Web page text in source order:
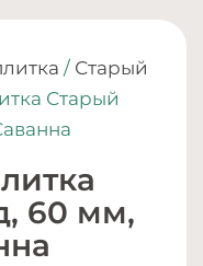
/ Старый
Старый
60 мм,